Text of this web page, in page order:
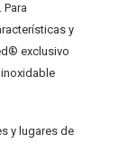
y
exclusivo
y lugares de